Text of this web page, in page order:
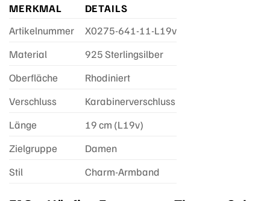
MERKMAL
DETAILS
Artikelnummer
X0275-641-11-L19v
Material
925 Sterlingsilber
Oberfläche
Rhodiniert
Verschluss
Karabinerverschluss
Länge
19 cm (L19v)
Zielgruppe
Damen
Stil
Charm-Armband